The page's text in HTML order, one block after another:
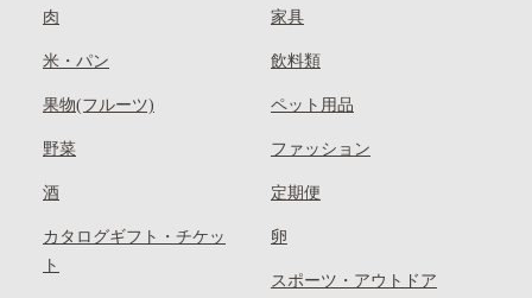
肉
米・パン
果物(フルーツ)
野菜
酒
カタログギフト・チケッ
ト
家具
飲料類
ペット用品
ファッション
定期便
卵
スポーツ・アウトドア